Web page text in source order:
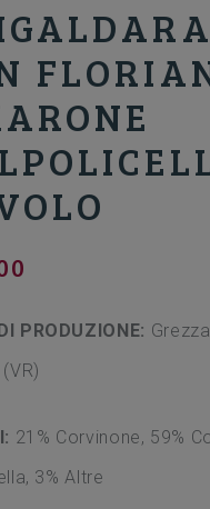
PRODUZIONE:
21% Corvinone, 59%
3% Altre